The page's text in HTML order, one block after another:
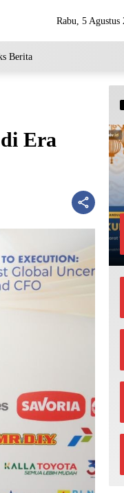
Rabu, 5 Agustus
Berita
Era